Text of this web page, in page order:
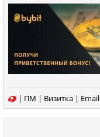
| ПМ | Визитка | Email